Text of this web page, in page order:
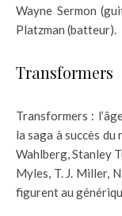
Wayne Sermon
Platzman (batteur).
Transformers
Transformers :
la saga à succès
Wahlberg, Stanley
Myles, T. J. Miller,
figurent au